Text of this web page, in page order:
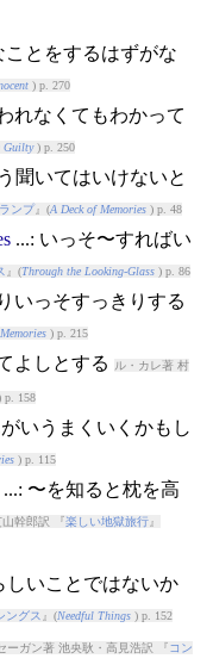
とをするはずがな
) p. 270
れなくてもわかって
Guilty) p. 250
聞いてはいけないと
ンプ』(A Deck of Memories) p. 48
...: いっそ〜すればい
』(Through the Looking-Glass) p. 86
いっそすっきりする
) p. 215
よしとする ル・カレ著 村
158
いうまくいくかもし
) p. 115
〜を知ると枕を高
幹郎訳 『楽しい地獄旅行』
いことではないか
ングス 』(Needful Things) p. 152
ーガン著 池央耿・高見浩訳 『コン